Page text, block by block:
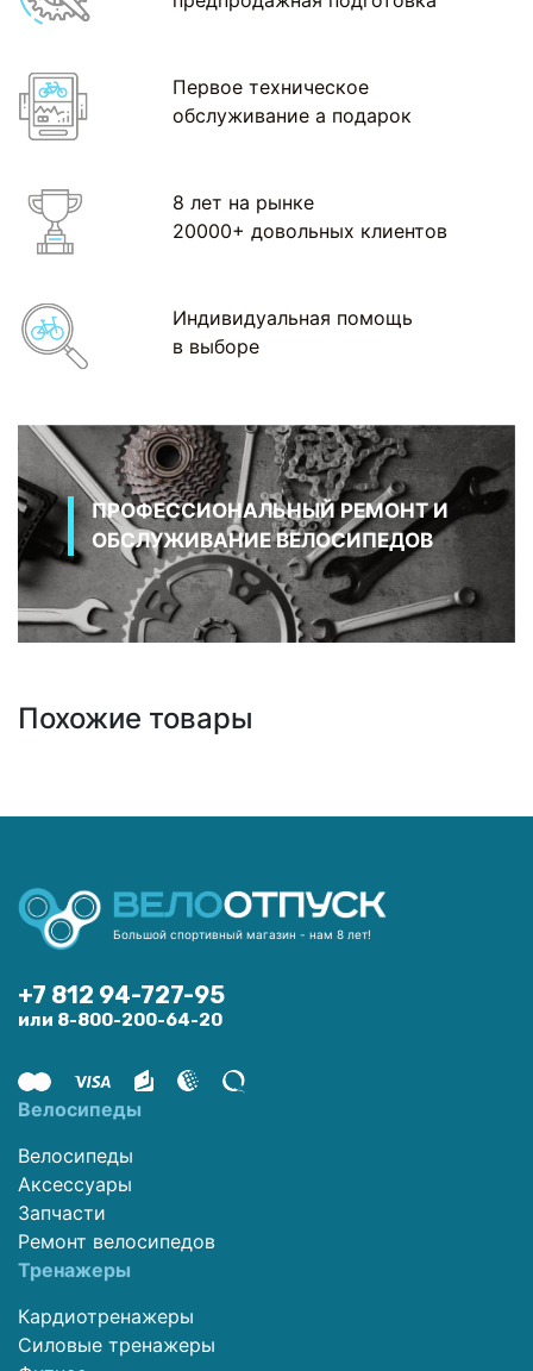
Первое техническое
обслуживание а подарок
8 лет на рынке
20000+ довольных клиентов
Индивидуальная помощь
в выборе
ПРОФЕССИОНАЛЬНЫЙ РЕМОНТ И
ОБСЛУЖИВАНИЕ ВЕЛОСИПЕДОВ
Похожие товары
Большой спортивный магазин - нам 8 лет!
+7 812 94-727-95
или 8-800-200-64-20
Велосипеды
Велосипеды
Аксессуары
Запчасти
Ремонт велосипедов
Тренажеры
Кардиотренажеры
Силовые тренажеры